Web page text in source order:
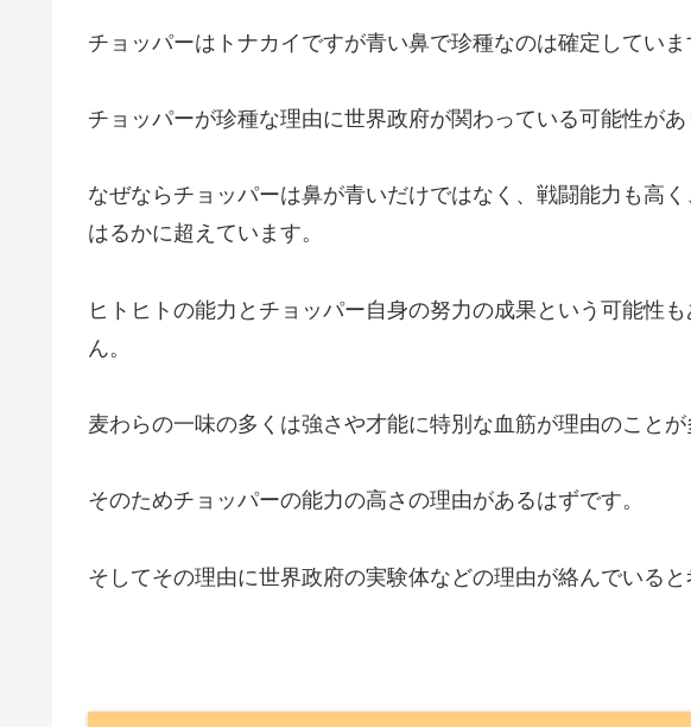
チョッパーはトナカイですが青い鼻で珍種なのは確定していま
チョッパーが珍種な理由に世界政府が関わっている可能性があ
なぜならチョッパーは鼻が青いだけではなく、戦闘能力も高
はるかに超えています。
ヒトヒトの能力とチョッパー自身の努力の成果という可能性
ん。
麦わらの一味の多くは強さや才能に特別な血筋が理由のことが
そのためチョッパーの能力の高さの理由があるはずです。
そしてその理由に世界政府の実験体などの理由が絡んでいると